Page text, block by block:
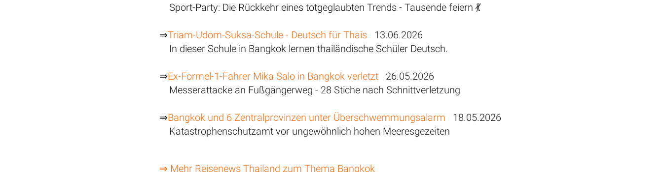
Sport-Party: Die Rückkehr eines totgeglaubten Trends - Tausende feiern 💃
⇒Triam-Udom-Suksa-Schule - Deutsch für Thais 13.06.2026
In dieser Schule in Bangkok lernen thailändische Schüler Deutsch.
⇒Ex-Formel-1-Fahrer Mika Salo in Bangkok verletzt 26.05.2026
Messerattacke an Fußgängerweg - 28 Stiche nach Schnittverletzung
⇒Bangkok und 6 Zentralprovinzen unter Überschwemmungsalarm 18.05.2026
Katastrophenschutzamt vor ungewöhnlich hohen Meeresgezeiten
⇒ Mehr Reisenews Thailand zum Thema Bangkok